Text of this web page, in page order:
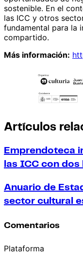
sostenible. En el
las ICC y otros
fundamental para la
compartido.
Más información:
Artículos
Emprendoteca
las ICC con
Anuario de
sector cultural
Comentarios
Plataforma